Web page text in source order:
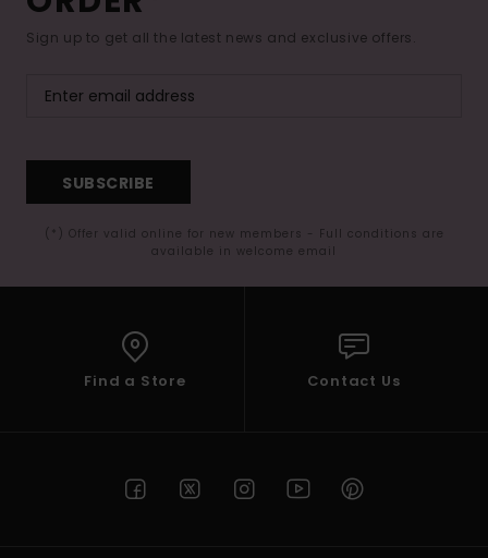
Sign up to get all the latest news and exclusive offers.
SUBSCRIBE
(*) Offer valid online for new members - Full conditions are
available in welcome email
Find a Store Contact Us